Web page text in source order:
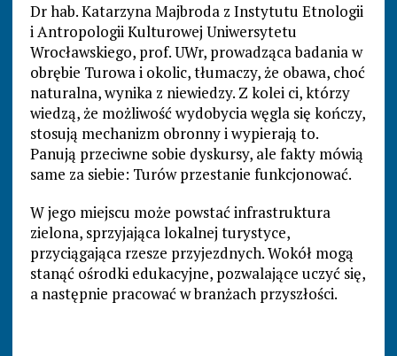
Dr hab. Katarzyna Majbroda z Instytutu Etnologii
i Antropologii Kulturowej Uniwersytetu
Wrocławskiego, prof. UWr, prowadząca badania w
obrębie Turowa i okolic, tłumaczy, że obawa, choć
naturalna, wynika z niewiedzy. Z kolei ci, którzy
wiedzą, że możliwość wydobycia węgla się kończy,
stosują mechanizm obronny i wypierają to.
Panują przeciwne sobie dyskursy, ale fakty mówią
same za siebie: Turów przestanie funkcjonować.
W jego miejscu może powstać infrastruktura
zielona, sprzyjająca lokalnej turystyce,
przyciągająca rzesze przyjezdnych. Wokół mogą
stanąć ośrodki edukacyjne, pozwalające uczyć się,
a następnie pracować w branżach przyszłości.